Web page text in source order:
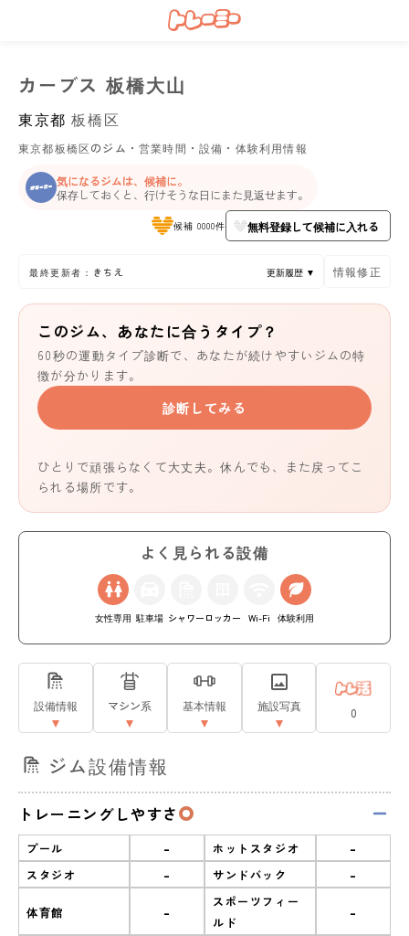
カーブス 板橋大山
東京都 板橋区
東京都板橋区のジム・営業時間・設備・体験利用情報
気になるジムは、候補に。
保存しておくと、行けそうな日にまた見返せます。
候補 0000件 無料登録して候補に入れる
最終更新者：きちえ 更新履歴 ▼ 情報修正
このジム、あなたに合うタイプ？
60秒の運動タイプ診断で、あなたが続けやすいジムの特
徴が分かります。
診断してみる
ひとりで頑張らなくて大丈夫。休んでも、また戻ってこ
られる場所です。
よく見られる設備
女性専用 駐車場 シャワー ロッカー Wi-Fi 体験利用
設備情報 マシン系 基本情報 施設写真 0
ジム設備情報
トレーニングしやすさ
プール - ホットスタジオ -
スタジオ - サンドバック -
体育館 -
スポーツフィー
ルド
-